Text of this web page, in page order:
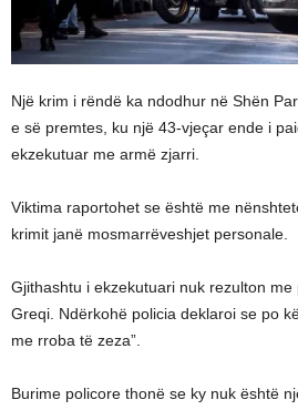
Një krim i rëndë ka ndodhur në Shën
e së premtes, ku një 43-vjeçar ende i
ekzekutuar me armë zjarri.
Viktima raportohet se është me
krimit janë mosmarrëveshjet personale.
Gjithashtu i ekzekutuari nuk rezulton
Greqi. Ndërkohë policia deklaroi se po
me rroba të zeza”.
Burime policore thonë se ky nuk është